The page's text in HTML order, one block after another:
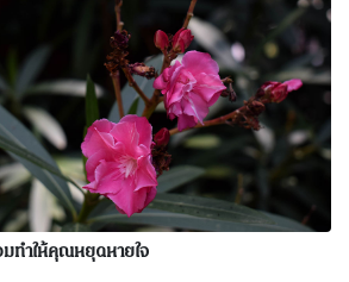
มทำให้คุณหยุดหายใจ